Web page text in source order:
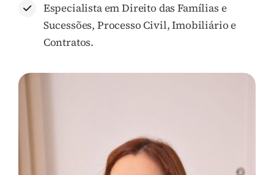
Especialista em Direito das Famílias e
Sucessões, Processo Civil, Imobiliário e
Contratos.